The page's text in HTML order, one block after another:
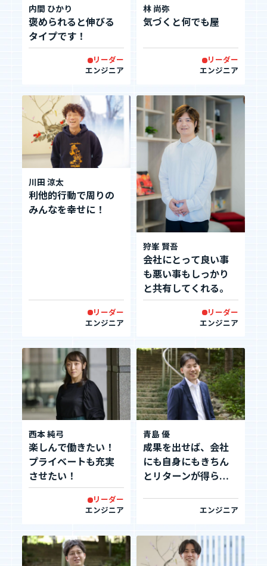
お問い合わせ
暴力団等反社会的勢力排除宣言
情報セキュリティ基本方針
カジュアル面談
フォームへ
エントリーへ
河井智也note (社長ブログ)
Official YouTube
エージェントグローCh
Staff Blog
自主的20%るぅる (社員ブログ)
技術ブログ
内間 ひかり
褒められると伸びる
タイプです！
リーダー
エンジニア
林 尚弥
気づくと何でも屋
リーダー
エンジニア
川田 涼太
利他的行動で周りの
みんなを幸せに！
リーダー
エンジニア
狩峯 賢吾
会社にとって良い事
も悪い事もしっかり
と共有してくれる。
リーダー
エンジニア
西本 純弓
楽しんで働きたい！
プライベートも充実
させたい！
リーダー
エンジニア
青島 優
成果を出せば、会社
にも自身にもきちん
とリターンが得られ
エンジニア